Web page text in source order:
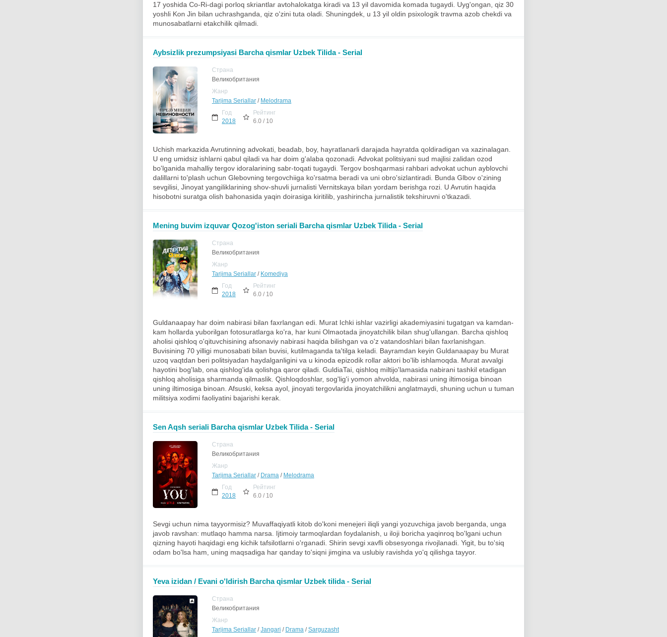
17 yoshida Co-Ri-dagi porloq skriantlar avtohalokatga kiradi va 13 yil davomida komada tugaydi. Uyg'ongan, qiz 30
yoshli Kon Jin bilan uchrashganda, qiz o'zini tuta oladi. Shuningdek, u 13 yil oldin psixologik travma azob chekdi va
munosabatlarni etakchilik qilmadi.
Aybsizlik prezumpsiyasi Barcha qismlar Uzbek Tilida - Serial
Страна
Великобритания
Жанр
Tarjima Seriallar / Melodrama
Год
2018
Рейтинг
6.0 / 10
Uchish markazida Avrutinning advokati, beadab, boy, hayratlanarli darajada hayratda qoldiradigan va xazinalagan.
U eng umidsiz ishlarni qabul qiladi va har doim g'alaba qozonadi. Advokat politsiyani sud majlisi zalidan ozod
bo'lganida mahalliy tergov idoralarining sabr-toqati tugaydi. Tergov boshqarmasi rahbari advokat uchun ayblovchi
dalillarni to'plash uchun Glebovning tergovchiiga ko'rsatma beradi va uni obro'sizlantiradi. Bunda Glbov o'zining
sevgilisi, Jinoyat yangiliklarining shov-shuvli jurnalisti Vernitskaya bilan yordam berishga rozi. U Avrutin haqida
hisobotni suratga olish bahonasida yaqin doirasiga kiritilib, yashirincha jurnalistik tekshiruvni o'tkazadi.
Mening buvim izquvar Qozog'iston seriali Barcha qismlar Uzbek Tilida - Serial
Страна
Великобритания
Жанр
Tarjima Seriallar / Komediya
Год
2018
Рейтинг
6.0 / 10
Guldanaapay har doim nabirasi bilan faxrlangan edi. Murat Ichki ishlar vazirligi akademiyasini tugatgan va kamdan-
kam hollarda yuborilgan fotosuratlarga ko'ra, har kuni Olmaotada jinoyatchilik bilan shug'ullangan. Barcha qishloq
aholisi qishloq o'qituvchisining afsonaviy nabirasi haqida bilishgan va o'z vatandoshlari bilan faxrlanishgan.
Buvisining 70 yilligi munosabati bilan buvisi, kutilmaganda ta'tilga keladi. Bayramdan keyin Guldanaapay bu Murat
uzoq vaqtdan beri politsiyadan haydalganligini va u kinoda epizodik rollar aktori bo'lib ishlamoqda. Murat avvalgi
hayotini bog'lab, ona qishlog'ida qolishga qaror qiladi. GuldiaTai, qishloq miltijo'lamasida nabirani tashkil etadigan
qishloq aholisiga sharmanda qilmaslik. Qishloqdoshlar, sog'lig'i yomon ahvolda, nabirasi uning iltimosiga binoan
uning iltimosiga binoan. Afsuski, keksa ayol, jinoyati tergovlarida jinoyatchilikni anglatmaydi, shuning uchun u tuman
militsiya xodimi faoliyatini bajarishi kerak.
Sen Aqsh seriali Barcha qismlar Uzbek Tilida - Serial
Страна
Великобритания
Жанр
Tarjima Seriallar / Drama / Melodrama
Год
2018
Рейтинг
6.0 / 10
Sevgi uchun nima tayyormisiz? Muvaffaqiyatli kitob do'koni menejeri iliqli yangi yozuvchiga javob berganda, unga
javob ravshan: mutlaqo hamma narsa. Ijtimoiy tarmoqlardan foydalanish, u iloji boricha yaqinroq bo'lgani uchun
qizning hayoti haqidagi eng kichik tafsilotlarni o'rganadi. Shirin sevgi xavfli obsesyonga rivojlanadi. Yigit, bu to'siq
odam bo'lsa ham, uning maqsadiga har qanday to'siqni jimgina va uslubiy ravishda yo'q qilishga tayyor.
Yeva izidan / Evani o'ldirish Barcha qismlar Uzbek tilida - Serial
Страна
Великобритания
Жанр
Tarjima Seriallar /Jangari / Drama /Sarguzasht